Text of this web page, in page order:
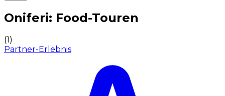
Unvergessliche kulinarische Erlebnisse:
Oniferi: Food-Touren
(1)
Partner-Erlebnis